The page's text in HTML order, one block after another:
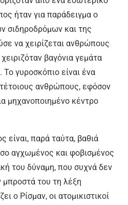
ήταν για παράδειγμα ο
σιδηροδρόμων και της
να χειρίζεται ανθρώπους
βαγόνια γεμάτα
γυροσκόπιο είναι ένα
ανθρώπους, εφόσον
μηχανοποιημένο κέντρο
είναι, παρά ταύτα, βαθιά
αγχωμένος και φοβισμένος
του δύναμη, που συχνά δεν
μπροστά του τη λέξη
ο Ρίσμαν, οι ατομικιστικοί